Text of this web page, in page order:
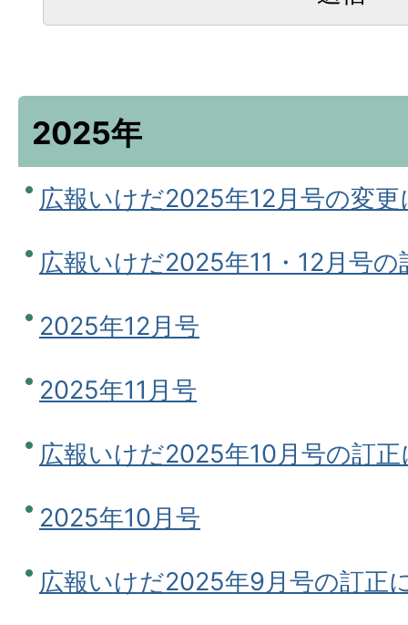
2025年
広報いけだ2025年12月号の変
広報いけだ2025年11・12月号
2025年12月号
2025年11月号
広報いけだ2025年10月号の訂
2025年10月号
広報いけだ2025年9月号の訂正